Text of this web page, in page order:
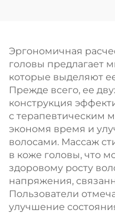
Пластиковая
складная щетка
волос
Эргономичная
головы предлагает
которые выделяют
Прежде всего, ее
конструкция
с терапевтическим
экономя время и
волосами. Массаж
в коже головы, что
здоровому росту
напряжения,
Пользователи
улучшение